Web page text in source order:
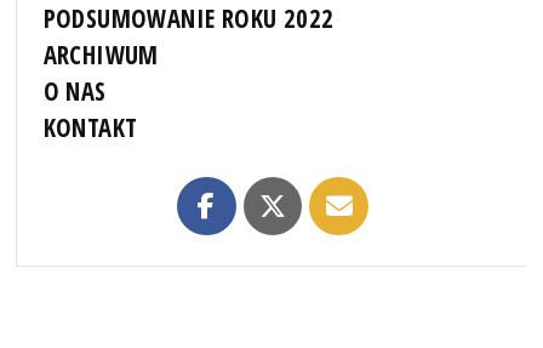
PODSUMOWANIE ROKU 2022
ARCHIWUM
O NAS
KONTAKT